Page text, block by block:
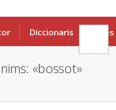
Diccionaris Eines
«bossot»